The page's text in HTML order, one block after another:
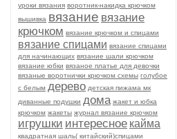
уроки вязания воротник-накидка крючком
вышивка вязание вязание
крючком вязание крючком и спицами
вязание спицами вязание спицами
для начинающих вязание шали крючком
вязание юбки вязаное платье для девочки
вязаные воротнички крючком схемы голубое
с белым дерево детская пижама мк
диванные подушки дома жакет и юбка
крючком жакеты журнал вязание крючком
игрушки интересное кайма
квадратная шаль( китайский)спицами